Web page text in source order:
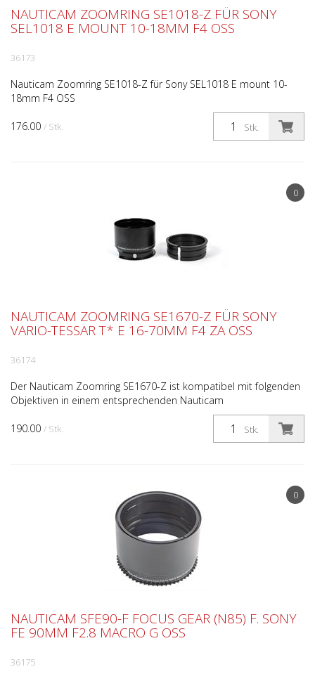
176.00 / Stk. Stk.
NAUTICAM ZOOMRING SE1018-Z FÜR SONY
SEL1018 E MOUNT 10-18MM F4 OSS
36173
Nauticam Zoomring SE1018-Z für Sony SEL1018 E mount 10-
18mm F4 OSS
0
190.00 / Stk. Stk.
NAUTICAM ZOOMRING SE1670-Z FÜR SONY
VARIO-TESSAR T* E 16-70MM F4 ZA OSS
36174
Der Nauticam Zoomring SE1670-Z ist kompatibel mit folgenden
Objektiven in einem entsprechenden Nauticam
Unterwassergehäuse: Sony Vario-Tessar T* E 16-70mm f/4
ZA OSS Der ...
0
NAUTICAM SFE90-F FOCUS GEAR (N85) F. SONY
FE 90MM F2.8 MACRO G OSS
36175